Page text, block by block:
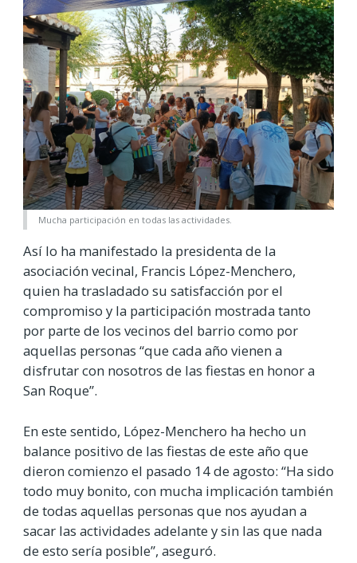
Mucha participación en todas las actividades.
Así lo ha manifestado la presidenta de la
asociación vecinal, Francis López-Menchero,
quien ha trasladado su satisfacción por el
compromiso y la participación mostrada tanto
por parte de los vecinos del barrio como por
aquellas personas “que cada año vienen a
disfrutar con nosotros de las fiestas en honor a
San Roque”.
En este sentido, López-Menchero ha hecho un
balance positivo de las fiestas de este año que
dieron comienzo el pasado 14 de agosto: “Ha sido
todo muy bonito, con mucha implicación también
de todas aquellas personas que nos ayudan a
sacar las actividades adelante y sin las que nada
de esto sería posible”, aseguró.